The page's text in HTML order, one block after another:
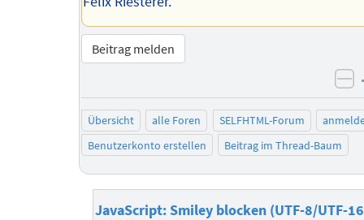
Beitrag melden
Übersicht alle Foren SELFHTML-Forum
Benutzerkonto erstellen
Beitrag im Thread-Baum
JavaScript: Smiley blocken (UTF-8/UTF-